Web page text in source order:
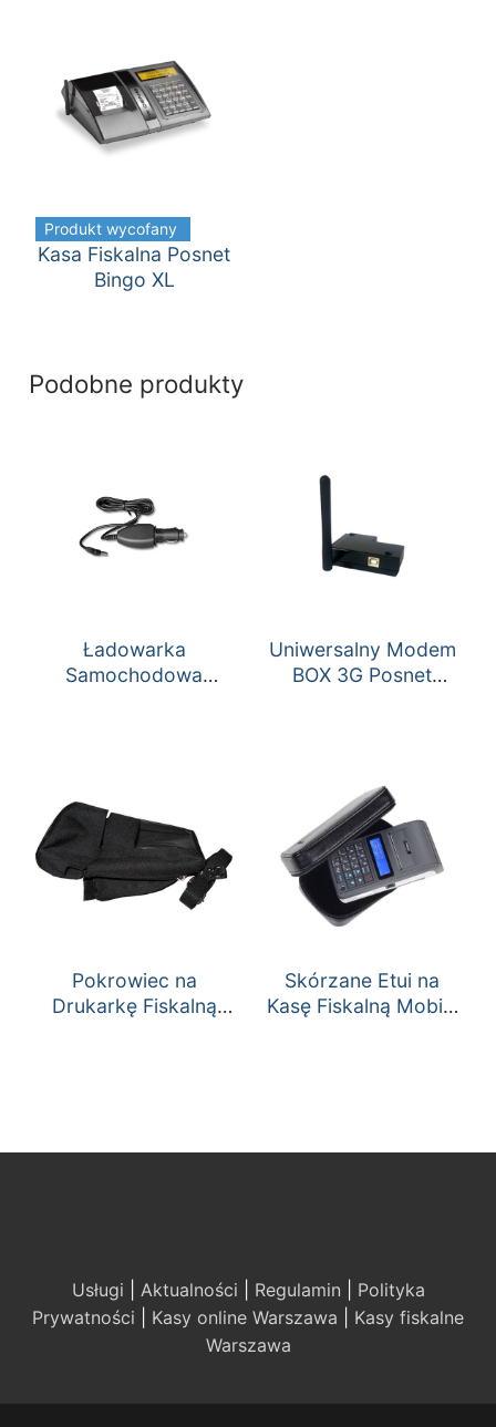
Produkt wycofany
Kasa Fiskalna Posnet
Bingo XL
Podobne produkty
Ładowarka
Samochodowa
Uniwersalny Modem
BOX 3G Posnet
Pokrowiec na
Drukarkę Fiskalną
Skórzane Etui na
Kasę Fiskalną Mobile
Usługi Aktualności Regulamin
Polityka
Prywatności
Kasy online Warszawa
Kasy fiskalne
Warszawa